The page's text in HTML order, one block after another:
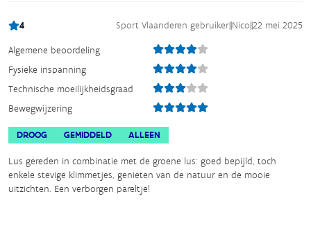
4 Sport Vlaanderen gebruiker||Nico||22 mei 2025
Algemene beoordeling
Fysieke inspanning
Technische moeilijkheidsgraad
Bewegwijzering
DROOG GEMIDDELD ALLEEN
Lus gereden in combinatie met de groene lus: goed bepijld, toch
enkele stevige klimmetjes, genieten van de natuur en de mooie
uitzichten. Een verborgen pareltje!